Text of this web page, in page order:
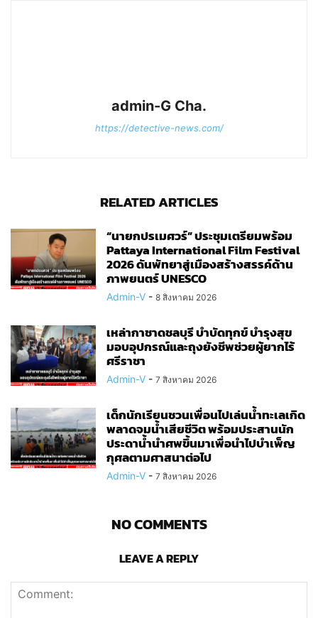
admin-G Cha.
https://detective-news.com/
RELATED ARTICLES
“นายกปรเมศวร์” ประชุมเตรียมพร้อม
Pattaya International Film Festival
2026 ดันพัทยาสู่เมืองสร้างสรรค์ด้าน
ภาพยนตร์ UNESCO
Admin-V - 8 สิงหาคม 2026
เหล่ากาชาดชลบุรี บำบัดทุกข์ บำรุงสุข
มอบอุปกรณ์และถุงยังชีพช่วยผู้ยากไร้
ศรีราชา
Admin-V - 7 สิงหาคม 2026
เด็กนักเรียนชวนเพื่อนไปเล่นน้ำทะเลเกิด
พลาดจมน้ำเสียชีวิต พร้อมประสานนัก
ประดาน้ำนำศพขึ้นมาเพื่อนำไปบำเพ็ญ
กุศลตามศาสนาต่อไป
Admin-V - 7 สิงหาคม 2026
NO COMMENTS
LEAVE A REPLY